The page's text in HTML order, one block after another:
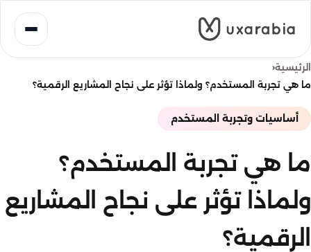
المحتوى
الرئيسية‹
ما هي تجربة المستخدم؟ ولماذا تؤثر على نجاح المشاريع الرقمية؟
أساسيات وتجربة المستخدم
ما هي تجربة المستخدم؟
ولماذا تؤثر على نجاح المشاريع
الرقمية؟